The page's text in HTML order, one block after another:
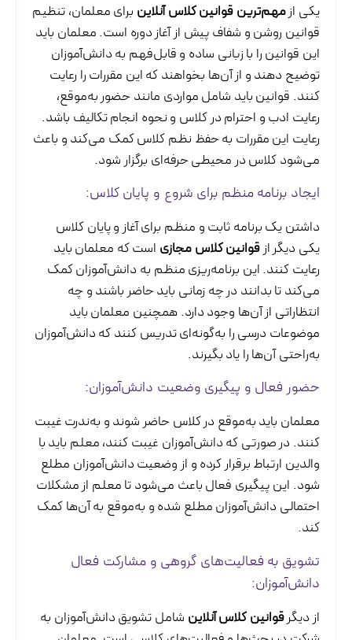
یکی ازمهم‌ترین قوانین کلاس آنلاین برای معلمان، تنظیم
قوانین روشن و شفاف پیش از آغاز دوره است. معلمان باید
این قوانین را با زبانی ساده و قابل‌فهم به دانش‌آموزان
توضیح دهند و از آن‌ها بخواهند که این مقررات را رعایت
کنند. قوانین باید شامل مواردی مانند حضور به‌موقع،
رعایت ادب و احترام در کلاس و نحوه انجام تکالیف باشد.
رعایت این مقررات به حفظ نظم کلاس کمک می‌کند و باعث
می‌شود کلاس در محیطی حرفه‌ای برگزار شود.
ایجاد برنامه منظم برای شروع و پایان کلاس:
داشتن یک برنامه ثابت و منظم برای آغاز و پایان کلاس
یکی دیگر ازقوانین کلاس مجازی است که معلمان باید
رعایت کنند. این برنامه‌ریزی منظم به دانش‌آموزان کمک
می‌کند تا بدانند در چه زمانی باید حاضر باشند و چه
انتظاراتی از آن‌ها وجود دارد. همچنین معلمان باید
موضوعات درسی را به‌گونه‌ای تدریس کنند که دانش‌آموزان
به‌راحتی آن‌ها را یاد بگیرند.
حضور فعال و پیگیری وضعیت دانش‌آموزان:
معلمان باید به‌موقع در کلاس حاضر شوند و به‌ندرت غیبت
کنند. در صورتی که دانش‌آموزان غیبت کنند، معلم باید با
والدین ارتباط برقرار کرده و از وضعیت دانش‌آموزان مطلع
شود. این پیگیری فعال باعث می‌شود تا معلم از مشکلات
احتمالی دانش‌آموزان مطلع شده و به‌موقع به آن‌ها کمک
کند.
تشویق به فعالیت‌های گروهی و مشارکت فعال
دانش‌آموزان:
از دیگرقوانین کلاس آنلاین شامل تشویق دانش‌آموزان به